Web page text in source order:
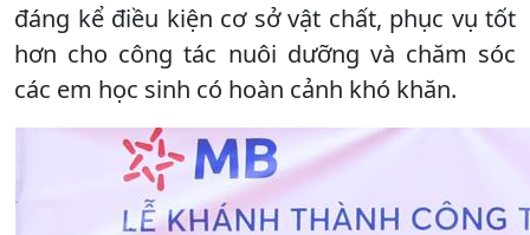
đáng kể điều kiện cơ sở vật chất, phục vụ tốt
hơn cho công tác nuôi dưỡng và chăm sóc
các em học sinh có hoàn cảnh khó khăn.